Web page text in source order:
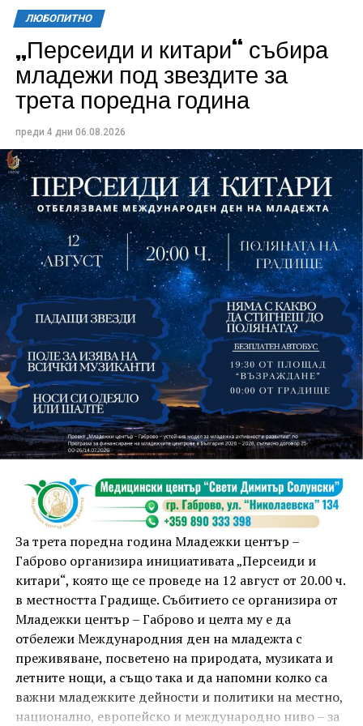
Всички събития ще се проведат в парк „Максим
Райкович“, срещу часовниковата кула, с вход
свободен. Програмата ще започне на 12 август с
изпълнители GoGo, Toria, ZoV & Vakavliev.
На 13 август организаторите са предвидили
занимания и за здрав дух, и за здраво тяло.
Инструкторката по пилатес и йога Йоанна Петрова
от FitLab ще се погрижи за добрия тонус с групова
тренировка от 19.00 ч., а след това ще има мозъчна
атака с куиз вечер за обща култура. Вечерта ще
приключи с прожекция на новия български
комедиен филм „Брънч за начинаещи“ – в парка,
под звездното дряновско небе.
ЛЮБОПИТНО
„Персеиди и китари“ събира
младежи под звездите за
трета поредна година
преди 4 дни 06.08.2026
За трета поредна година Младежки център –
Габрово организира инициативата „Персеиди и
китари“, която ще се проведе на 12 август от 20.00 ч.
в местността Градище. Събитието се организира от
Младежки център – Габрово и целта му е да
отбележи Международния ден на младежта с
преживяване, посветено на природата, музиката и
летните нощи, а също така и да напомни колко са
важни младежките дейности и политики на местно,
национално, европейско и международно ниво – за